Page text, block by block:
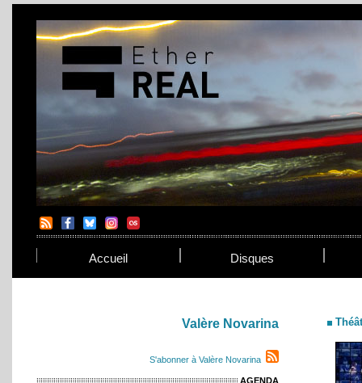
Accueil Disques
Valère Novarina
S'abonner à Valère Novarina
AGENDA